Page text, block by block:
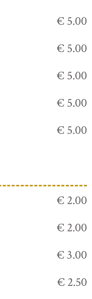
€ 5.00
€ 5.00
€ 5.00
€ 5.00
€ 5.00
€ 2.00
€ 2.00
€ 3.00
€ 2.50